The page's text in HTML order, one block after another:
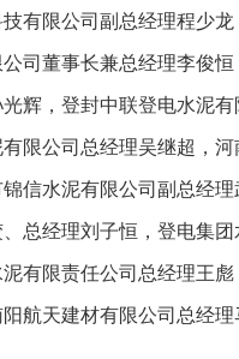
有限公司副总经理程少
司董事长兼总经理李俊恒
辉，登封中联登电水泥
限公司总经理吴继超，
信水泥有限公司副总经
总经理刘子恒，登电集
有限责任公司总经理王
航天建材有限公司总经